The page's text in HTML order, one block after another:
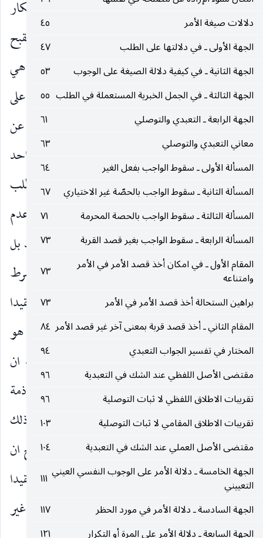
دلالات صيغة الأمر
٤٥
الجهة الأولى ـ في دلالتها على الطلب
٤٧
الجهة الثانية ـ في كيفية دلالة الصيغة على الوجوب
٥٣
الجهة الثالثة ـ في الجمل الخبرية المستعملة في الطلب ٥٥
الجهة الرابعة ـ التعبدي والتوصلي
٦١
معاني التعبدي والتوصلي
٦٣
المسألة الأولى ـ سقوط الواجب بفعل الغير
٦٤
المسألة الثانية ـ سقوط الواجب بالحصّة غير الاختياري
٦٧
المسألة الثالثة ـ سقوط الواجب بالحصة المحرمة
٧١
المسألة الرابعة ـ سقوط الواجب بغير قصد القربة
٧٣
المقام الأول ـ في امكان أخذ قصد الأمر في الأمر
وامتناعه
٧٣
براهين الستحالة أخذ قصد الأمر في الأمر
٧٣
المقام الثاني ـ أخذ قصد قربة بمعنى آخر غير قصد الأمر ٨٤
المختار في تفسير الجواب التعبدي
٩٤
مقتضى الأصل اللفظي عند الشك في التعبدية
٩٦
تقريبات الاطلاق اللفظي لا ثبات التوصلية
٩٦
تقريبات الاطلاق المقامي لا ثبات التوصلية
١٠٣
مقتضى الأصل العملي عند الشك في التعبدية
١٠٤
الجهة الخامسة ـ دلالة الأمر على الوجوب النفسي العيني
التعييني
١١١
الجهة السادسة ـ دلالة الأمر في مورد الحظر
١١٧
الجهة السابعة ـ دلالة الأمر على المرة أو التكرار
١٢١
كما انه بناء على مسلك السيد الأستاذ من إنكار
شرطية القدرة في التكليف لا من باب حكم العقل بالقبح
ولا من باب تقيد الخطاب بالقادر روحا ولبا وانما هي
شرط في التنجز العقلي ولزوم الإطاعة. أقول : بناء على
هذا المسلك الّذي سلكه الأستاذ لا تبقى ثمرة للبحث عن
إمكان الترتب وعدمه ، إذ طلب الضدين في عرض واحد
يكون ممكنا على هذا القول ، لأنه ليس بأكثر من طلب
الفعل من العاجز بل نكتة استحالته انما هو العجز وعدم
إمكان الجمع بينهما فلا موجب لسقوط الأمر بالضد بل
يبقى الأمر على الضد المهم في عرض الأمر بالأهم ، فشرط
تأثير الترتب في الثمرة المقصودة أن يكون الخطاب مقيدا
بالقدرة بحيث لا يمكن التكليف بغير المقدور كما هو
الصحيح. وقد تقدم منا في بعض الأبحاث السابقة ان
الخطاب ولو كان مدلوله عبارة عن اعتبار الفعل في ذمة
المكلف ، له ظهور في انه بداعي الجد وليس هزلا وذلك
الداعي الجدي هو التحريك والباعثية ، ومن الواضح ان
هذا الظهور العرفي لو سلم كان مدلول الخطاب مقيدا
بالقدرة لا محالة إذ لا يعقل الباعثية والمحركية نحو غير